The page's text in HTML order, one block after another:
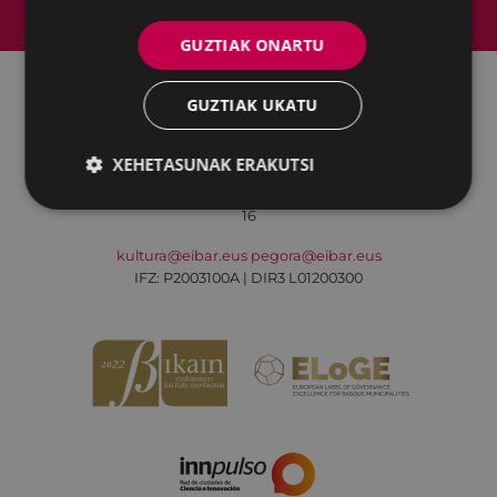
Lege-oharra
Cookien politika
Udalaren sare sozial guztiak
Kultura - Untzaga plaza, 1 | 20600 Eibar
16
kultura@eibar.eus pegora@eibar.eus
IFZ: P2003100A | DIR3 L01200300
GUZTIAK ONARTU
GUZTIAK UKATU
XEHETASUNAK ERAKUTSI